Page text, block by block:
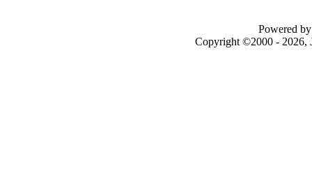
Powered
Copyright ©2000 - 2026,